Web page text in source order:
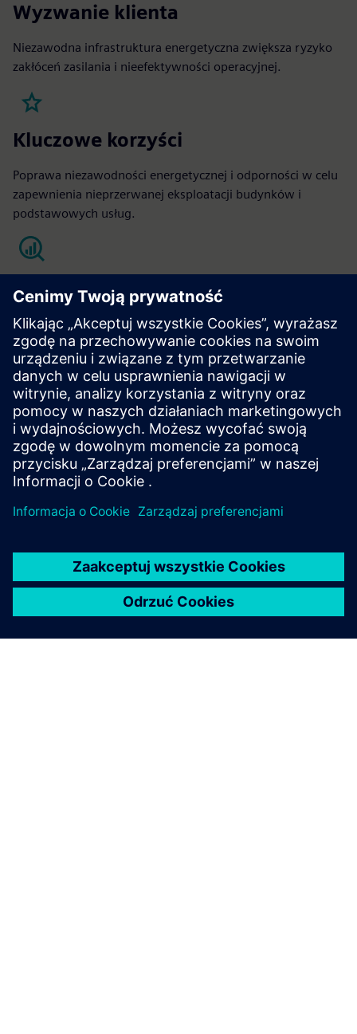
Wyzwanie klienta
Niezawodna infrastruktura energetyczna zwiększa ryzyko
zakłóceń zasilania i nieefektywności operacyjnej.
Kluczowe korzyści
Poprawa niezawodności energetycznej i odporności w celu
zapewnienia nieprzerwanej eksploatacji budynków i
podstawowych usług.
KPI
NOWIE
Koszty operacyjne
Czas działania